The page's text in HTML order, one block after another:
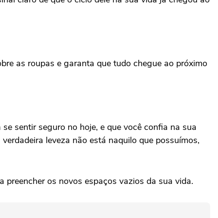
as roupas e garanta que tudo chegue ao próximo
sentir seguro no hoje, e que você confia na sua
leveza não está naquilo que possuímos,
os novos espaços vazios da sua vida.